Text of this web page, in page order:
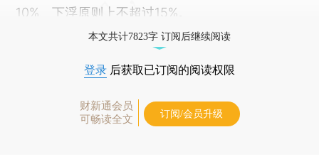
10%、下浮原则上不超过15%。
本文共计7823字 订阅后继续阅读
登录 后获取已订阅的阅读权限
财新通会员
可畅读全文
订阅/会员升级